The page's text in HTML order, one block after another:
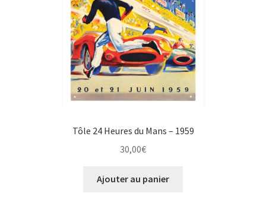
Tôle 24 Heures du Mans – 1959
30,00€
Ajouter au panier